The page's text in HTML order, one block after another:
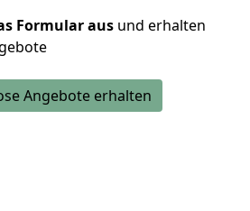
Formular aus und erhalten
Angebote erhalten